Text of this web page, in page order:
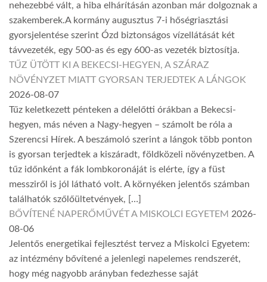
nehezebbé vált, a hiba elhárításán azonban már dolgoznak a
szakemberek.A kormány augusztus 7-i hőségriasztási
gyorsjelentése szerint Ózd biztonságos vízellátását két
távvezeték, egy 500-as és egy 600-as vezeték biztosítja.
TŰZ ÜTÖTT KI A BEKECSI-HEGYEN, A SZÁRAZ
NÖVÉNYZET MIATT GYORSAN TERJEDTEK A LÁNGOK
2026-08-07
Tűz keletkezett pénteken a délelőtti órákban a Bekecsi-
hegyen, más néven a Nagy-hegyen – számolt be róla a
Szerencsi Hírek. A beszámoló szerint a lángok több ponton
is gyorsan terjedtek a kiszáradt, földközeli növényzetben. A
tűz időnként a fák lombkoronáját is elérte, így a füst
messziről is jól látható volt. A környéken jelentős számban
találhatók szőlőültetvények, […]
BŐVÍTENÉ NAPERŐMŰVÉT A MISKOLCI EGYETEM 2026-
08-06
Jelentős energetikai fejlesztést tervez a Miskolci Egyetem:
az intézmény bővítené a jelenlegi napelemes rendszerét,
hogy még nagyobb arányban fedezhesse saját